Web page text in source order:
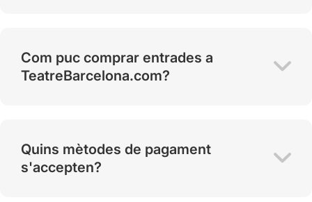
Com puc comprar entrades a
TeatreBarcelona.com?
Quins mètodes de pagament
s'accepten?